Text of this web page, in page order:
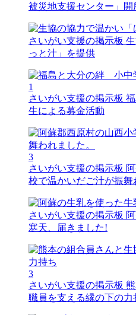
被災地支援センター」開
さいがい支援の掲示板
っと汁」を提供
1
さいがい支援の掲示板
生による募金活動
3
さいがい支援の掲示板
校で温かいだご汁が振
さいがい支援の掲示板
寒天、届きました!
3
さいがい支援の掲示板
職員を支える縁の下の力